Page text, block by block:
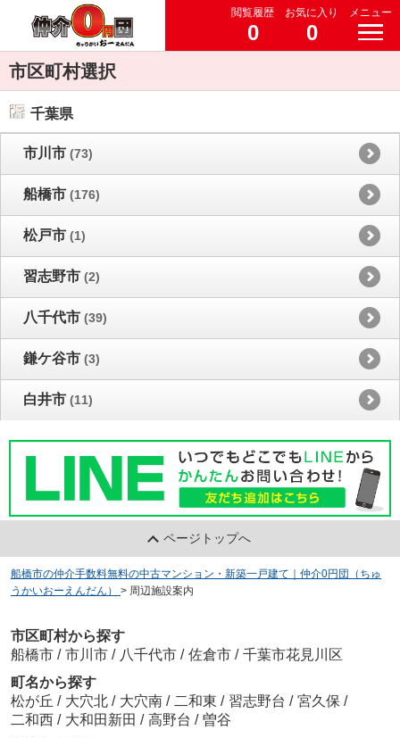
閲覧履歴
0
お気に入り
0
メニュー
市区町村選択
千葉県
市川市 (73)
船橋市 (176)
松戸市 (1)
習志野市 (2)
八千代市 (39)
鎌ケ谷市 (3)
白井市 (11)
ページトップへ
船橋市の仲介手数料無料の中古マンション・新築一戸建て｜仲介0円団（ちゅ
うかいおーえんだん）
> 周辺施設案内
市区町村から探す
船橋市 / 市川市 / 八千代市 / 佐倉市 / 千葉市花見川区
町名から探す
松が丘 / 大穴北 / 大穴南 / 二和東 / 習志野台 / 宮久保 /
二和西 / 大和田新田 / 高野台 / 曽谷